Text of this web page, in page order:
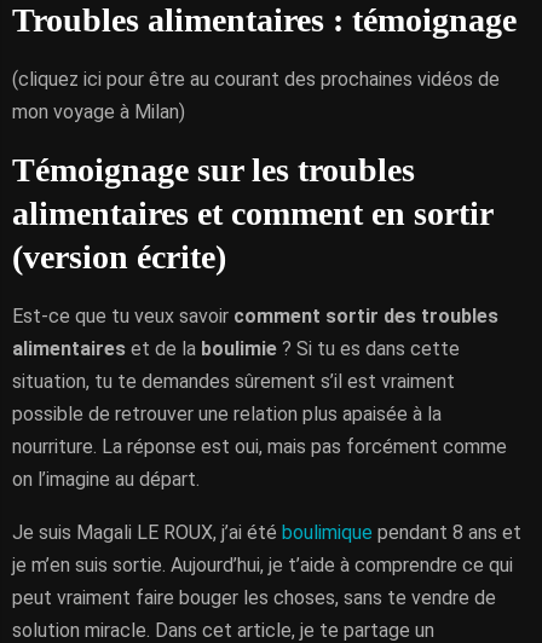
Troubles alimentaires : témoignage
(cliquez ici pour être au courant des prochaines vidéos de
mon voyage à Milan)
Témoignage sur les troubles
alimentaires et comment en sortir
(version écrite)
Est-ce que tu veux savoir comment sortir des troubles
alimentaires et de la boulimie ? Si tu es dans cette
situation, tu te demandes sûrement s’il est vraiment
possible de retrouver une relation plus apaisée à la
nourriture. La réponse est oui, mais pas forcément comme
on l’imagine au départ.
Je suis Magali LE ROUX, j’ai été boulimique pendant 8 ans et
je m’en suis sortie. Aujourd’hui, je t’aide à comprendre ce qui
peut vraiment faire bouger les choses, sans te vendre de
solution miracle. Dans cet article, je te partage un